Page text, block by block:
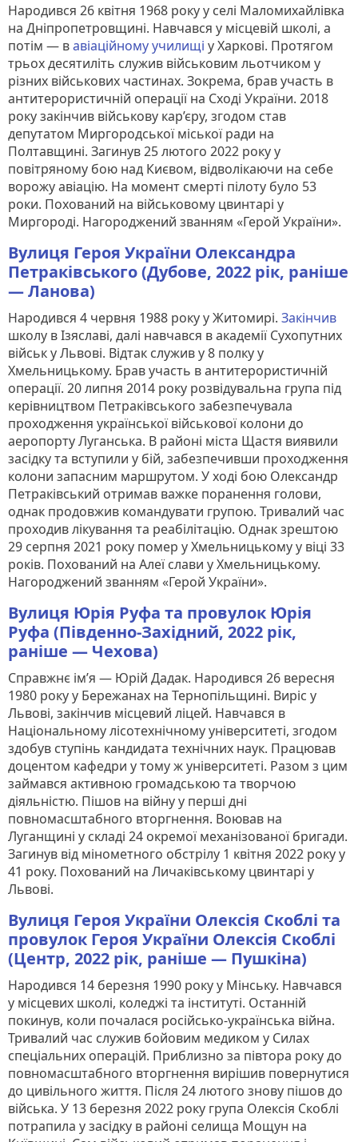
Народився 26 квітня 1968 року у селі Маломихайлівка
на Дніпропетровщині. Навчався у місцевій школі, а
потім — вавіаційному училищі у Харкові. Протягом
трьох десятиліть служив військовим льотчиком у
різних військових частинах. Зокрема, брав участь в
антитерористичній операції на Сході України. 2018
року закінчив військову кар’єру, згодом став
депутатом Миргородської міської ради на
Полтавщині. Загинув 25 лютого 2022 року у
повітряному бою над Києвом, відволікаючи на себе
ворожу авіацію. На момент смерті пілоту було 53
роки. Похований на військовому цвинтарі у
Миргороді. Нагороджений званням «Герой України».
Вулиця Героя України Олександра
Петраківського (Дубове, 2022 рік, раніше
— Ланова)
Народився 4 червня 1988 року у Житомирі. Закінчив
школу в Ізяславі, далі навчався в академії Сухопутних
військ у Львові. Відтак служив у 8 полку у
Хмельницькому. Брав участь в антитерористичній
операції. 20 липня 2014 року розвідувальна група під
керівництвом Петраківського забезпечувала
проходження української військової колони до
аеропорту Луганська. В районі міста Щастя виявили
засідку та вступили у бій, забезпечивши проходження
колони запасним маршрутом. У ході бою Олександр
Петраківський отримав важке поранення голови,
однак продовжив командувати групою. Тривалий час
проходив лікування та реабілітацію. Однак зрештою
29 серпня 2021 року помер у Хмельницькому у віці 33
років. Похований на Алеї слави у Хмельницькому.
Нагороджений званням «Герой України».
Вулиця Юрія Руфа та провулок Юрія
Руфа (Південно-Західний, 2022 рік,
раніше — Чехова)
Справжнє ім’я — Юрій Дадак. Народився 26 вересня
1980 року у Бережанах на Тернопільщині. Виріс у
Львові, закінчив місцевий ліцей. Навчався в
Національному лісотехнічному університеті, згодом
здобув ступінь кандидата технічних наук. Працював
доцентом кафедри у тому ж університеті. Разом з цим
займався активною громадською та творчою
діяльністю. Пішов на війну у перші дні
повномасштабного вторгнення. Воював на
Луганщині у складі 24 окремої механізованої бригади.
Загинув від мінометного обстрілу 1 квітня 2022 року у
41 року. Похований на Личаківському цвинтарі у
Львові.
Вулиця Героя України Олексія Скоблі та
провулок Героя України Олексія Скоблі
(Центр, 2022 рік, раніше — Пушкіна)
Народився 14 березня 1990 року у Мінську. Навчався
у місцевих школі, коледжі та інституті. Останній
покинув, коли почалася російсько-українська війна.
Тривалий час служив бойовим медиком у Силах
спеціальних операцій. Приблизно за півтора року до
повномасштабного вторгнення вирішив повернутися
до цивільного життя. Після 24 лютого знову пішов до
війська. У 13 березня 2022 року група Олексія Скоблі
потрапила у засідку в районі селища Мощун на